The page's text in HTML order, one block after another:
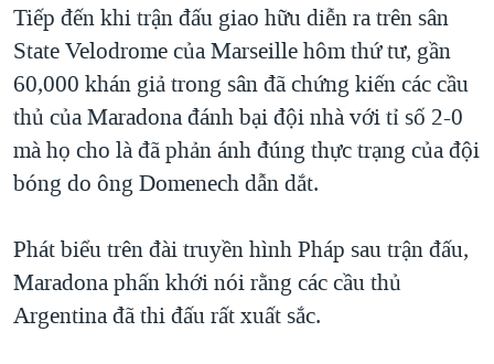
CÁC GIÁ TRỊ CỘNG HÒA Ở VIỆT NAM
THƯỢNG ĐỈNH TRUMP-KIM TẠI VIỆT NAM
TRỊNH VĨNH BÌNH VS. CHÍNH PHỦ VIỆT NAM
NGƯ DÂN VIỆT VÀ LÀN SÓNG TRỘM HẢI SÂM
BÊN KIA QUỐC LỘ: TIẾNG VỌNG TỪ NÔNG THÔN MỸ
Tiếp đến khi trận đấu giao hữu diễn ra trên sân
State Velodrome của Marseille hôm thứ tư, gần
60,000 khán giả trong sân đã chứng kiến các cầu
thủ của Maradona đánh bại đội nhà với tỉ số 2-0
mà họ cho là đã phản ánh đúng thực trạng của đội
bóng do ông Domenech dẫn dắt.
Phát biểu trên đài truyền hình Pháp sau trận đấu,
Maradona phấn khới nói rằng các cầu thủ
Argentina đã thi đấu rất xuất sắc.